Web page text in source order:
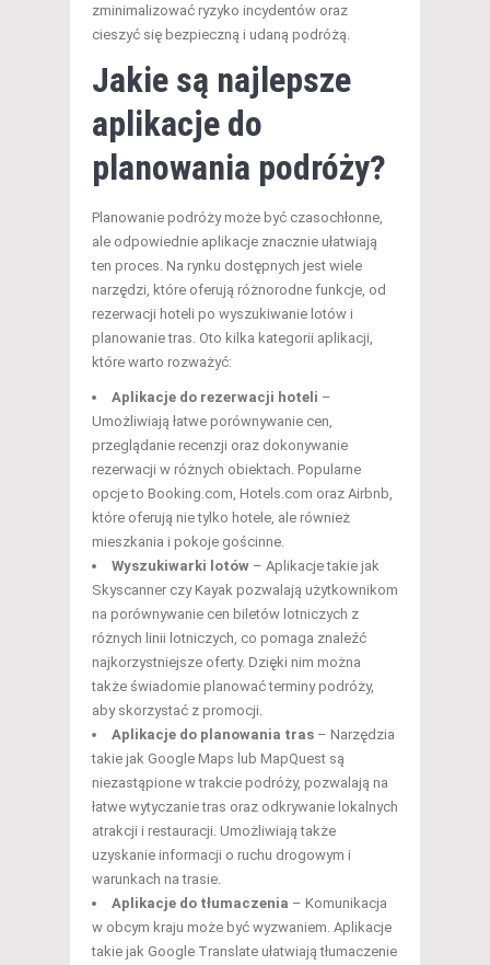
zminimalizować ryzyko incydentów oraz
cieszyć się bezpieczną i udaną podróżą.
Jakie są najlepsze
aplikacje do
planowania podróży?
Planowanie podróży może być czasochłonne,
ale odpowiednie aplikacje znacznie ułatwiają
ten proces. Na rynku dostępnych jest wiele
narzędzi, które oferują różnorodne funkcje, od
rezerwacji hoteli po wyszukiwanie lotów i
planowanie tras. Oto kilka kategorii aplikacji,
które warto rozważyć:
Aplikacje do rezerwacji hoteli –
Umożliwiają łatwe porównywanie cen,
przeglądanie recenzji oraz dokonywanie
rezerwacji w różnych obiektach. Popularne
opcje to Booking.com, Hotels.com oraz Airbnb,
które oferują nie tylko hotele, ale również
mieszkania i pokoje gościnne.
Wyszukiwarki lotów – Aplikacje takie jak
Skyscanner czy Kayak pozwalają użytkownikom
na porównywanie cen biletów lotniczych z
różnych linii lotniczych, co pomaga znaleźć
najkorzystniejsze oferty. Dzięki nim można
także świadomie planować terminy podróży,
aby skorzystać z promocji.
Aplikacje do planowania tras – Narzędzia
takie jak Google Maps lub MapQuest są
niezastąpione w trakcie podróży, pozwalają na
łatwe wytyczanie tras oraz odkrywanie lokalnych
atrakcji i restauracji. Umożliwiają także
uzyskanie informacji o ruchu drogowym i
warunkach na trasie.
Aplikacje do tłumaczenia – Komunikacja
w obcym kraju może być wyzwaniem. Aplikacje
takie jak Google Translate ułatwiają tłumaczenie